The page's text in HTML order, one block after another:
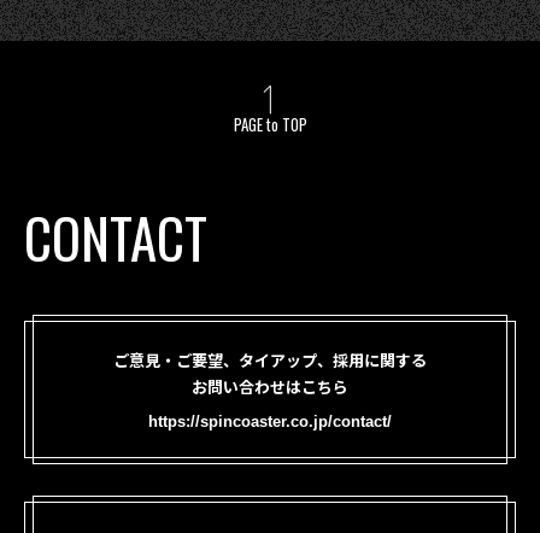
PAGE to TOP
CONTACT
ご意見・ご要望、タイアップ、採用に関する
お問い合わせはこちら
https://spincoaster.co.jp/contact/